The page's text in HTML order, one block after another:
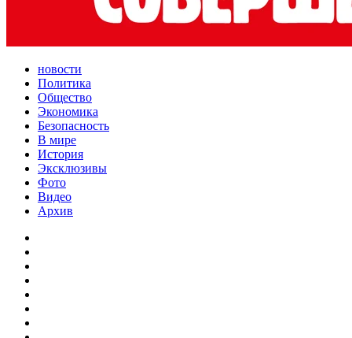
новости
Политика
Общество
Экономика
Безопасность
В мире
История
Эксклюзивы
Фото
Видео
Архив